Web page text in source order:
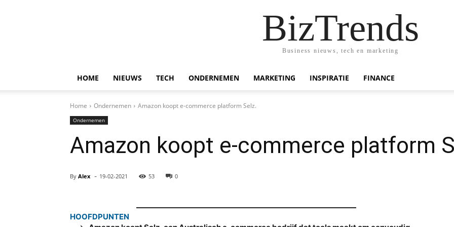
BizTrends
Business nieuws, tech en marketing
HOME NIEUWS TECH ONDERNEMEN MARKETING INSPIRATIE FINANCE
Home Ondernemen Amazon koopt e-commerce platform Selz.
Ondernemen
Amazon koopt e-commerce platform
By Alex - 19-02-2021 53 0
HOOFDPUNTEN